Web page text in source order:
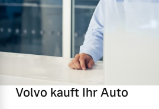
Volvo kauft Ihr Auto